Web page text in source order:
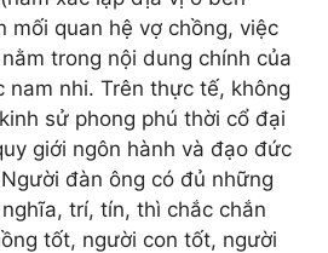
mối quan hệ vợ chồng, việc
trong nội dung chính của
nam nhi. Trên thực tế, không
sử phong phú thời cổ đại
giới ngôn hành và đạo đức
đàn ông có đủ những
trí, tín, thì chắc chắn
tốt, người con tốt, người